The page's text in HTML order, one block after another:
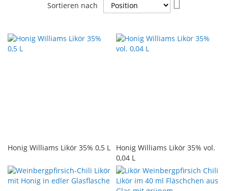
Sortieren nach
Honig Williams Likör 35% 0,5 L
Honig Williams Likör 35% vol.
0,04 L